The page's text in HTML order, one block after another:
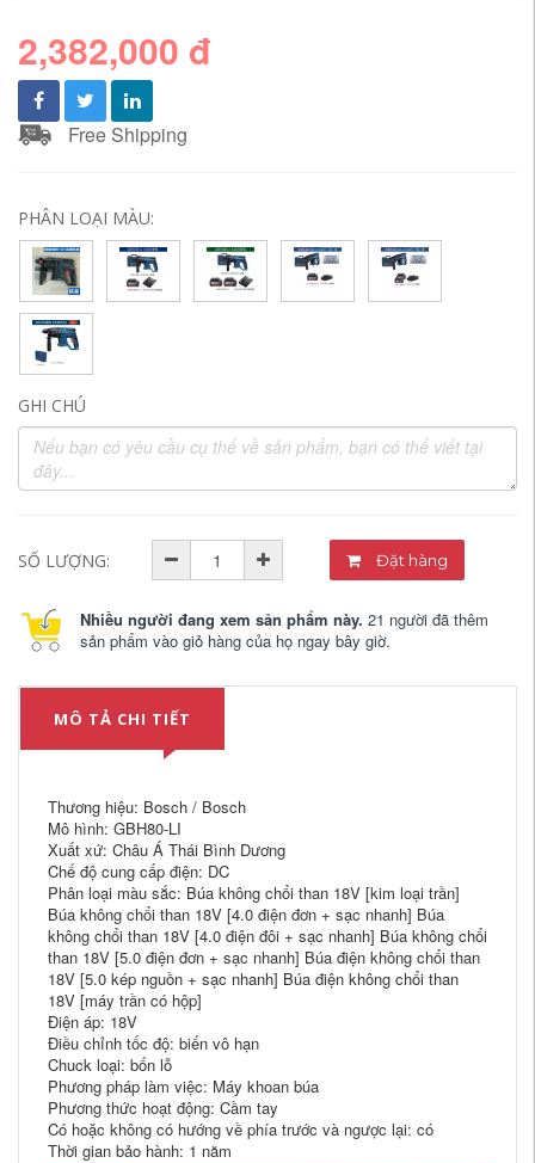
2,382,000 đ
Free Shipping
PHÂN LOẠI MÀU:
GHI CHÚ
SỐ LƯỢNG: Đặt hàng
Nhiều người đang xem sản phẩm này. 21 người đã thêm
sản phẩm vào giỏ hàng của họ ngay bây giờ.
MÔ TẢ CHI TIẾT
Thương hiệu: Bosch / Bosch
Mô hình: GBH80-LI
Xuất xứ: Châu Á Thái Bình Dương
Chế độ cung cấp điện: DC
Phân loại màu sắc: Búa không chổi than 18V [kim loại trần]
Búa không chổi than 18V [4.0 điện đơn + sạc nhanh] Búa
không chổi than 18V [4.0 điện đôi + sạc nhanh] Búa không chổi
than 18V [5.0 điện đơn + sạc nhanh] Búa điện không chổi than
18V [5.0 kép nguồn + sạc nhanh] Búa điện không chổi than
18V [máy trần có hộp]
Điện áp: 18V
Điều chỉnh tốc độ: biến vô hạn
Chuck loại: bốn lỗ
Phương pháp làm việc: Máy khoan búa
Phương thức hoạt động: Cầm tay
Có hoặc không có hướng về phía trước và ngược lại: có
Thời gian bảo hành: 1 năm